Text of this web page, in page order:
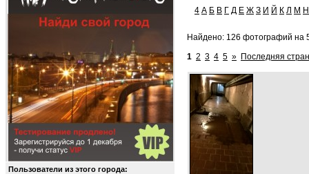
Пользователи из этого города:
4 А Б В Г Д Е Ж З И Й К Л М Н
Найдено: 126 фотографий на
1 2 3 4 5 » Последняя